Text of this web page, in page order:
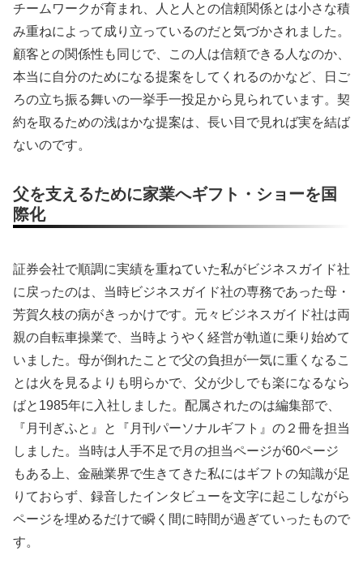
チームワークが育まれ、人と人との信頼関係とは小さな積
み重ねによって成り立っているのだと気づかされました。
顧客との関係性も同じで、この人は信頼できる人なのか、
本当に自分のためになる提案をしてくれるのかなど、日ご
ろの立ち振る舞いの一挙手一投足から見られています。契
約を取るための浅はかな提案は、長い目で見れば実を結ば
ないのです。
父を支えるために家業へギフト・ショーを国
際化
証券会社で順調に実績を重ねていた私がビジネスガイド社
に戻ったのは、当時ビジネスガイド社の専務であった母・
芳賀久枝の病がきっかけです。元々ビジネスガイド社は両
親の自転車操業で、当時ようやく経営が軌道に乗り始めて
いました。母が倒れたことで父の負担が一気に重くなるこ
とは火を見るよりも明らかで、父が少しでも楽になるなら
ばと1985年に入社しました。配属されたのは編集部で、
『月刊ぎふと』と『月刊パーソナルギフト』の２冊を担当
しました。当時は人手不足で月の担当ページが60ページ
もある上、金融業界で生きてきた私にはギフトの知識が足
りておらず、録音したインタビューを文字に起こしながら
ページを埋めるだけで瞬く間に時間が過ぎていったもので
す。